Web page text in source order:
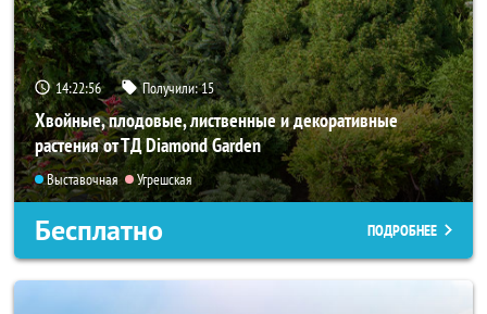
14:22:54 Получили:15
Хвойные, плодовые, лиственные и декоративные
растения от ТД Diamond Garden
Выставочная Угрешская
Бесплатно ПОДРОБНЕЕ